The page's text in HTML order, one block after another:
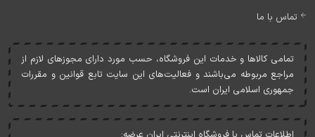
تماس با ما
تمامی کالاها و خدمات اين فروشگاه، حسب مورد دارای مجوزهای لازم از
مراجع مربوطه می‌باشند و فعاليت‌های اين سايت تابع قوانين و مقررات
جمهوری اسلامی ايران است.